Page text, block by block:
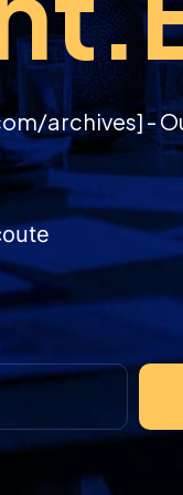
archives] -